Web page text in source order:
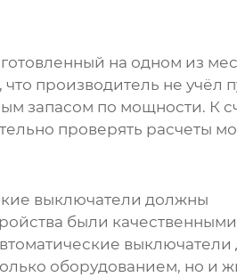
на одном из
производитель не учёл
запасом по мощности. К
проверять расчеты
выключатели должны
были
оборудованием, но и